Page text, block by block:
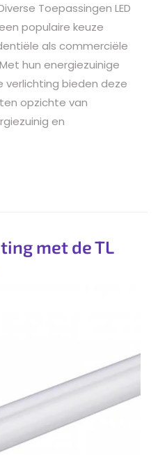
Toepassingen LED
populaire keuze
als commerciële
hun energiezuinige
verlichting bieden deze
opzichte van
en
met de TL